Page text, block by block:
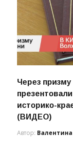
Через
историко-
(ВИДЕО)
Автор: Валентина